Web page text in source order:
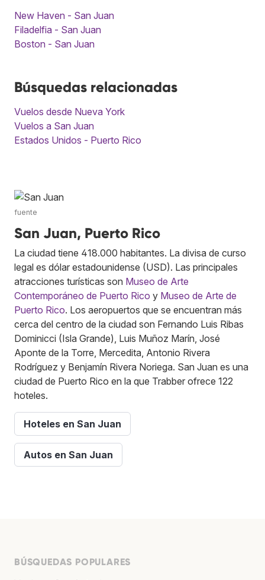
New Haven - San Juan
Filadelfia - San Juan
Boston - San Juan
Búsquedas relacionadas
Vuelos desde Nueva York
Vuelos a San Juan
Estados Unidos - Puerto Rico
fuente
San Juan, Puerto Rico
La ciudad tiene 418.000 habitantes. La divisa de curso
legal es dólar estadounidense (USD). Las principales
atracciones turísticas son Museo de Arte
Contemporáneo de Puerto Rico y Museo de Arte de
Puerto Rico. Los aeropuertos que se encuentran más
cerca del centro de la ciudad son Fernando Luis Ribas
Dominicci (Isla Grande), Luis Muñoz Marín, José
Aponte de la Torre, Mercedita, Antonio Rivera
Rodríguez y Benjamín Rivera Noriega. San Juan es una
ciudad de Puerto Rico en la que Trabber ofrece 122
hoteles.
Hoteles en San Juan
Autos en San Juan
BÚSQUEDAS POPULARES